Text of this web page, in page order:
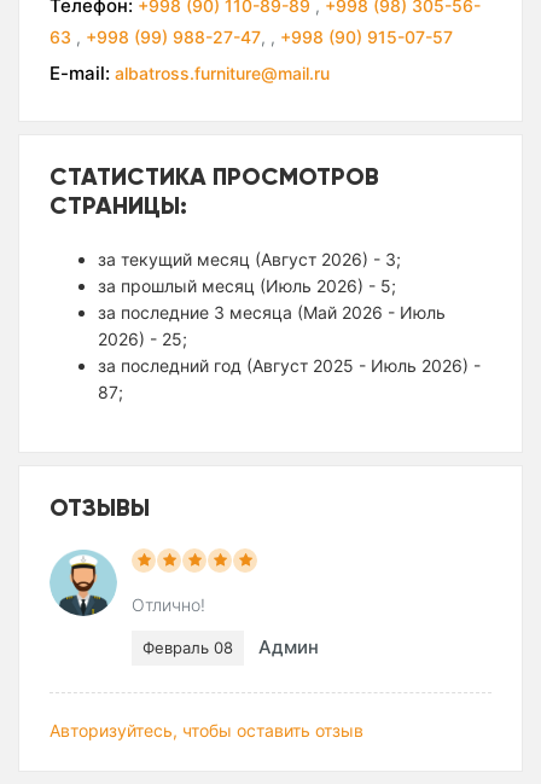
Телефон: +998 (90) 110-89-89 , +998 (98) 305-56-
63 , +998 (99) 988-27-47, , +998 (90) 915-07-57
E-mail: albatross.furniture@mail.ru
СТАТИСТИКА ПРОСМОТРОВ
СТРАНИЦЫ:
за текущий месяц (Август 2026) - 3;
за прошлый месяц (Июль 2026) - 5;
за последние 3 месяца (Май 2026 - Июль
2026) - 25;
за последний год (Август 2025 - Июль 2026) -
87;
ОТЗЫВЫ
Отлично!
Февраль 08 Админ
Авторизуйтесь, чтобы оставить отзыв